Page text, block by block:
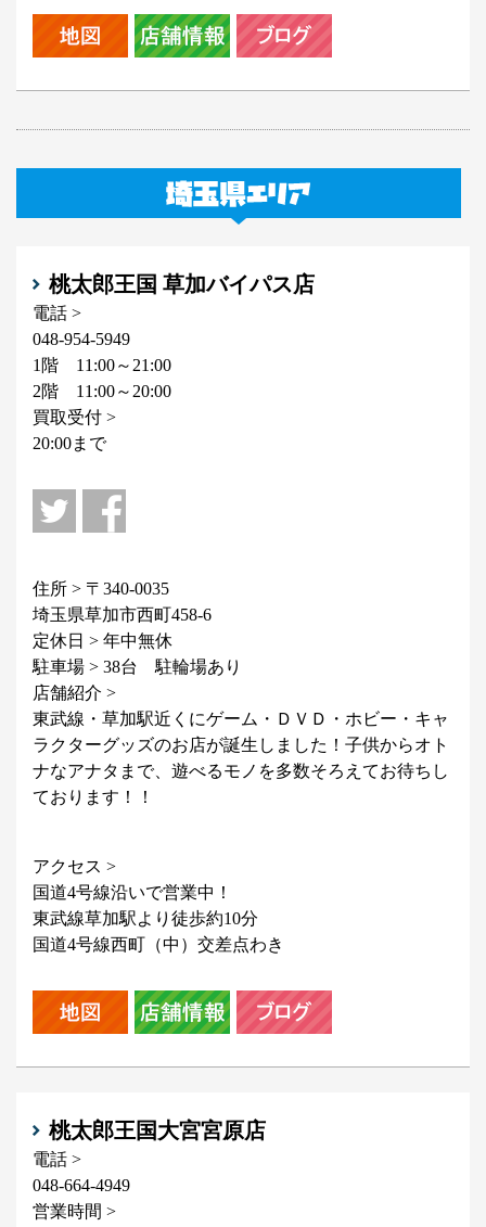
桃太郎王国 草加バイパス店
電話 >
048-954-5949
1階 11:00～21:00
2階 11:00～20:00
買取受付 >
20:00まで
住所 > 〒340-0035
埼玉県草加市西町458-6
定休日 > 年中無休
駐車場 > 38台 駐輪場あり
店舗紹介 >
東武線・草加駅近くにゲーム・ＤＶＤ・ホビー・キャ
ラクターグッズのお店が誕生しました！子供からオト
ナなアナタまで、遊べるモノを多数そろえてお待ちし
ております！！
アクセス >
国道4号線沿いで営業中！
東武線草加駅より徒歩約10分
国道4号線西町（中）交差点わき
桃太郎王国大宮宮原店
電話 >
048-664-4949
営業時間 >